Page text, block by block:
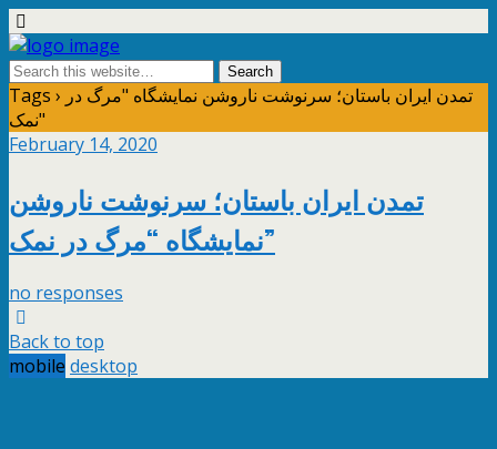
Tags › تمدن ایران باستان؛ سرنوشت ناروشن نمایشگاه "مرگ در
نمک"
February 14, 2020
تمدن ایران باستان؛ سرنوشت ناروشن
نمایشگاه “مرگ در نمک”
no responses
Back to top
mobile desktop